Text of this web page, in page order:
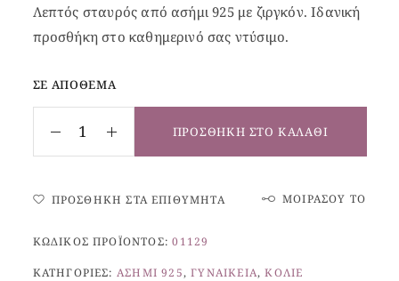
Λεπτός σταυρός από ασήμι 925 με ζιργκόν. Ιδανική
προσθήκη στο καθημερινό σας ντύσιμο.
ΣΕ ΑΠΌΘΕΜΑ
ΠΡΟΣΘΉΚΗ ΣΤΟ ΚΑΛΆΘΙ
ΠΡΟΣΘΉΚΗ ΣΤΑ ΕΠΙΘΥΜΗΤΆ ΜΟΙΡΆΣΟΥ ΤΟ
ΚΩΔΙΚΌΣ ΠΡΟΪΌΝΤΟΣ:01129
ΚΑΤΗΓΟΡΊΕΣ: ΑΣΉΜΙ 925,ΓΥΝΑΙΚΕΊΑ,ΚΟΛΙΈ